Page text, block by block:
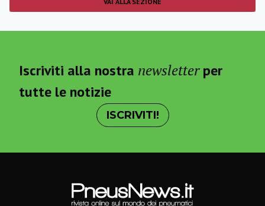
Iscriviti alla nostra newsletterper
tutte le notizie
ISCRIVITI!